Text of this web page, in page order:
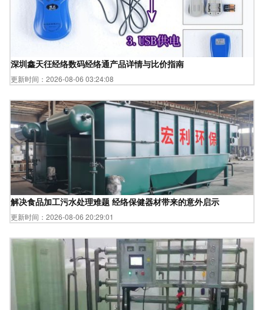
深圳鑫天彺经络数码经络通产品详情与比价指南
更新时间：2026-08-06 03:24:08
解决食品加工污水处理难题 经络保健器材带来的意外启示
更新时间：2026-08-06 20:29:01